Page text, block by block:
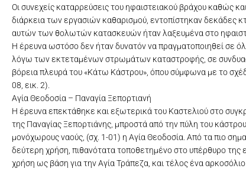
Οι συνεχείς καταρρεύσεις του ηφαιστειακού βράχου καθώς
διάρκεια των εργασιών καθαρισμού, εντοπίστηκαν δεκάδες
αυτών των θολωτών κατασκευών ήταν λαξευμένα στο
Η έρευνα ωστόσο δεν ήταν δυνατόν να πραγματοποιηθεί σε
λόγω των εκτεταμένων στρωμάτων καταστροφής, σε
βόρεια πλευρά του «Κάτω Κάστρου», όπου σύμφωνα με το
08, εικ. 2).
Αγία Θεοδοσία – Παναγία Ξεπορτιανή
Η έρευνα επεκτάθηκε και εξωτερικά του Καστελιού στο
της Παναγίας Ξεπορτιάνης, μπροστά από την πύλη του
μονόχωρους ναούς, (σχ. 1-01) η Αγία Θεοδοσία. Από τα πιο
δεύτερη χρήση, πιθανότατα τοποθετημένο στο υπέρθυρο
χρήση ως βάση για την Αγία Τράπεζα, και τέλος ένα